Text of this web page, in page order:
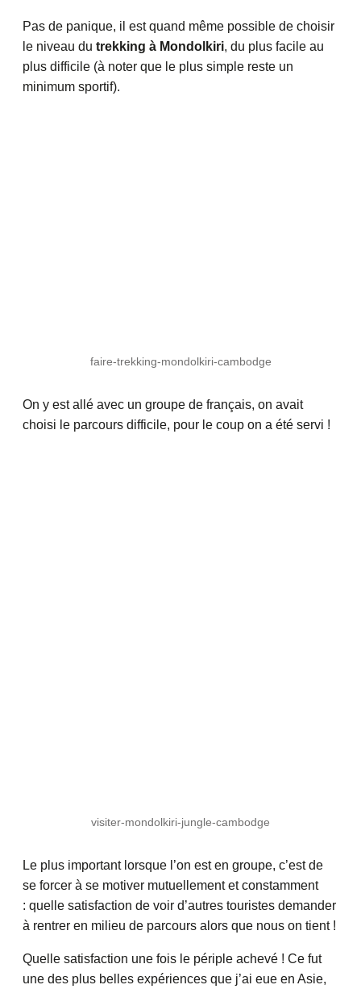
Pas de panique, il est quand même possible de choisir
le niveau du trekking à Mondolkiri, du plus facile au
plus difficile (à noter que le plus simple reste un
minimum sportif).
faire-trekking-mondolkiri-cambodge
On y est allé avec un groupe de français, on avait
choisi le parcours difficile, pour le coup on a été servi !
visiter-mondolkiri-jungle-cambodge
Le plus important lorsque l’on est en groupe, c’est de
se forcer à se motiver mutuellement et constamment
: quelle satisfaction de voir d’autres touristes demander
à rentrer en milieu de parcours alors que nous on tient !
Quelle satisfaction une fois le périple achevé ! Ce fut
une des plus belles expériences que j’ai eue en Asie,